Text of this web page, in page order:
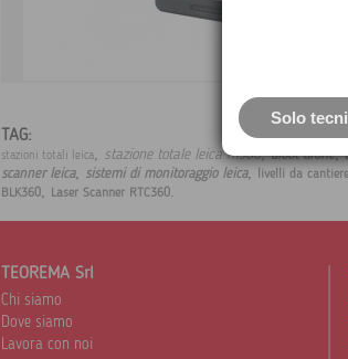
TAG:
stazioni totali leica, stazione totale leica ms60,aibot drone,
scanner leica, sistemi di monitoraggio leica, livelli da cantiere
BLK360, Laser Scanner RTC360.
TEOREMA Srl
Chi siamo
Dove siamo
Lavora con noi
Solo